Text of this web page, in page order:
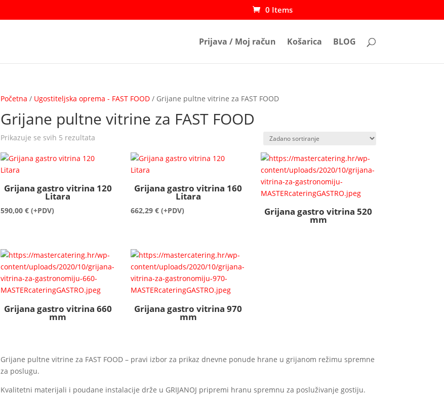
0 Items
Prijava / Moj račun Košarica BLOG
Početna / Ugostiteljska oprema - FAST FOOD/ Grijane pultne vitrine za FAST FOOD
Grijane pultne vitrine za FAST FOOD
Prikazuje se svih 5 rezultata
Grijana gastro vitrina 120
Litara
590,00 € (+PDV)
Grijana gastro vitrina 160
Litara
662,29 € (+PDV) Grijana gastro vitrina 520
mm
Grijana gastro vitrina 660
mm
Grijana gastro vitrina 970
mm
Grijane pultne vitrine za FAST FOOD – pravi izbor za prikaz dnevne ponude hrane u grijanom režimu spremne
za poslugu.
Kvalitetni materijali i poudane instalacije drže u GRIJANOJ pripremi hranu spremnu za posluživanje gostiju.